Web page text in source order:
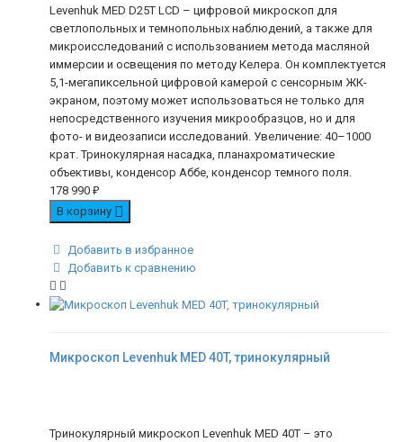
Levenhuk MED D25T LCD – цифровой микроскоп для
светлопольных и темнопольных наблюдений, а также для
микроисследований с использованием метода масляной
иммерсии и освещения по методу Келера. Он комплектуется
5,1-мегапиксельной цифровой камерой с сенсорным ЖК-
экраном, поэтому может использоваться не только для
непосредственного изучения микрообразцов, но и для
фото- и видеозаписи исследований. Увеличение: 40–1000
крат. Тринокулярная насадка, планахроматические
объективы, конденсор Аббе, конденсор темного поля.
178 990 ₽
В корзину
Добавить в избранное
Добавить к сравнению
Микроскоп Levenhuk MED 40T, тринокулярный
Тринокулярный микроскоп Levenhuk MED 40T – это